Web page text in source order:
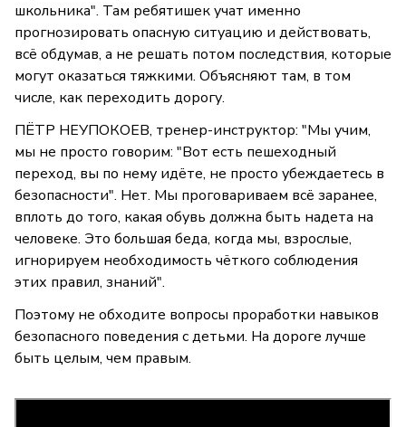
школьника". Там ребятишек учат именно
прогнозировать опасную ситуацию и действовать,
всё обдумав, а не решать потом последствия, которые
могут оказаться тяжкими. Объясняют там, в том
числе, как переходить дорогу.
ПЁТР НЕУПОКОЕВ, тренер-инструктор: "Мы учим,
мы не просто говорим: "Вот есть пешеходный
переход, вы по нему идёте, не просто убеждаетесь в
безопасности". Нет. Мы проговариваем всё заранее,
вплоть до того, какая обувь должна быть надета на
человеке. Это большая беда, когда мы, взрослые,
игнорируем необходимость чёткого соблюдения
этих правил, знаний".
Поэтому не обходите вопросы проработки навыков
безопасного поведения с детьми. На дороге лучше
быть целым, чем правым.